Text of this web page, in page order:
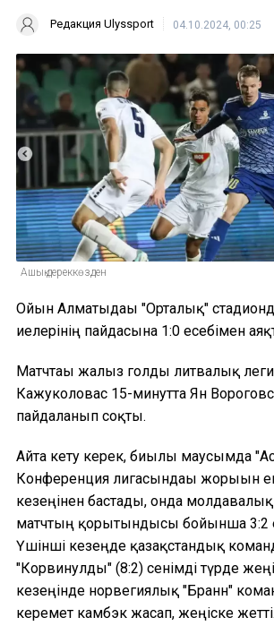
Редакция Ulyssport 04.10.2024, 00:25
Ашық дереккөзден
Ойын Алматыдағы "Орталық"
иелерінің пайдасына 1:0 есебімен
Матчтағы жалғыз голды литвалық
Кажуколовас 15-минутта Ян
пайдаланып соқты.
Айта кету керек, биылғы маусымда
Конференция лигасындағы жорығын
кезеңінен бастады, онда
матчтың қорытындысы бойынша 3:2
Үшінші кезеңде қазақстандық
"Корвинулды" (8:2) сенімді түрде
кезеңінде норвегиялық "Бранн"
керемет камбэк жасап, жеңіске жетті.